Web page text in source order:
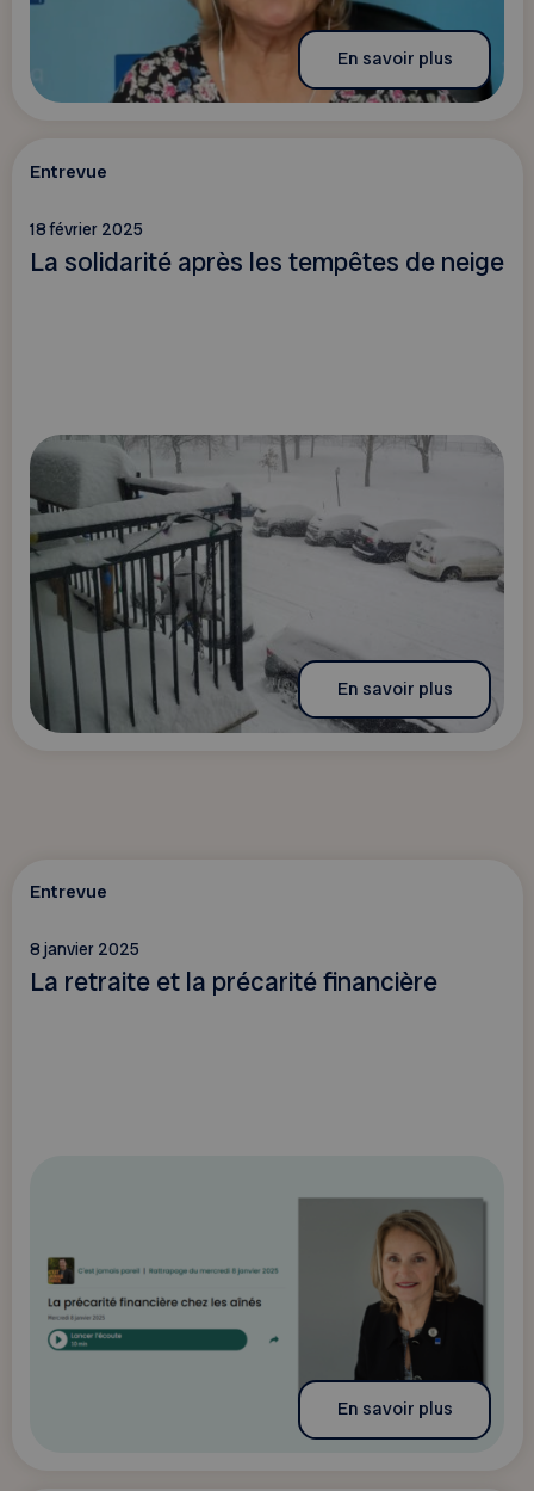
En savoir plus
Entrevue
18 février 2025
La solidarité après les tempêtes de neige
En savoir plus
Entrevue
8 janvier 2025
La retraite et la précarité financière
En savoir plus